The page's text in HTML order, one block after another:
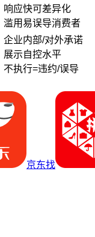
响应快可差异化
滥用易误导消费者
企业内部/对外承诺
展示自控水平
不执行=违约/误导
京东找